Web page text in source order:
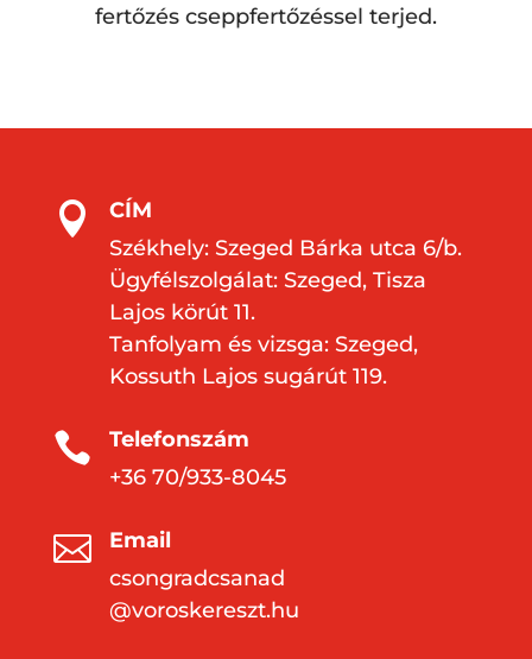
fertőzés cseppfertőzéssel terjed.

CÍM
Székhely: Szeged Bárka utca 6/b.
Ügyfélszolgálat: Szeged, Tisza
Lajos körút 11.
Tanfolyam és vizsga: Szeged,
Kossuth Lajos sugárút 119.

Telefonszám
+36 70/933-8045

Email
csongradcsanad
@voroskereszt.hu